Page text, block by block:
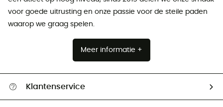
voor goede uitrusting en onze passie voor de steile paden
waarop we graag spelen.
Meer informatie +
Klantenservice